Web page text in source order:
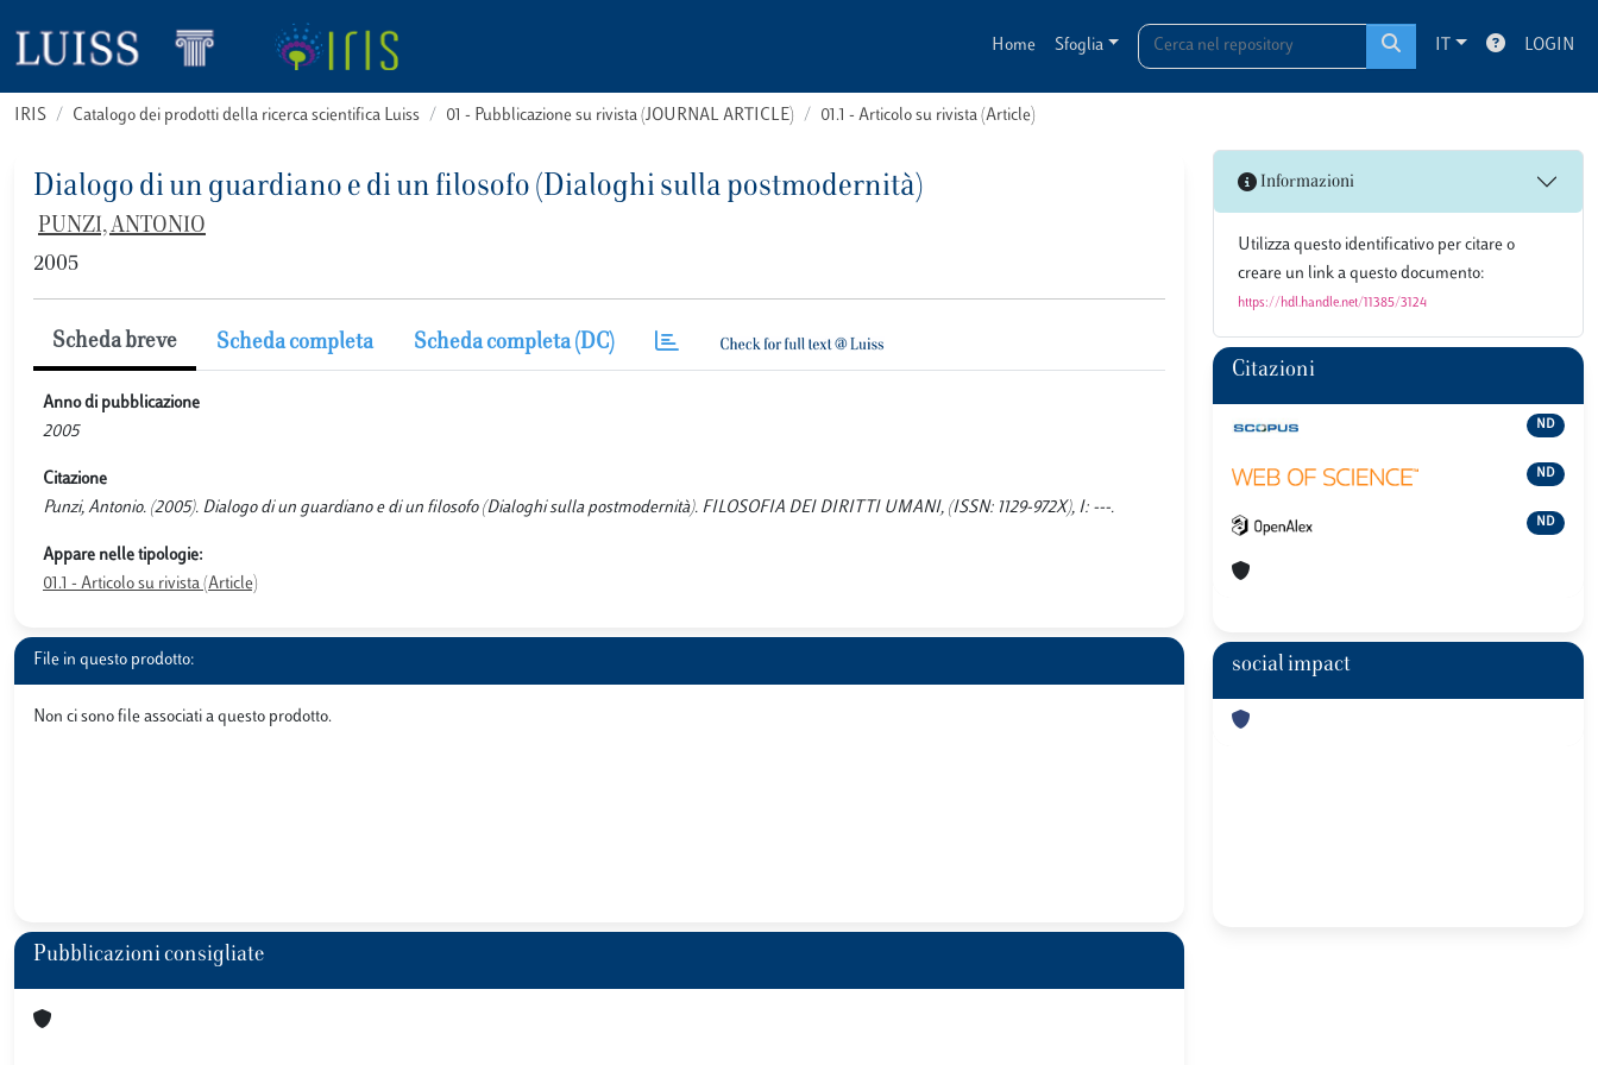
Home Sfoglia IT LOGIN
IRIS Catalogo dei prodotti della ricerca scientifica Luiss 01 - Pubblicazione su rivista (JOURNAL ARTICLE) 01.1 - Articolo su rivista (Article)
Dialogo di un guardiano e di un filosofo (Dialoghi sulla postmodernità)
PUNZI, ANTONIO
2005
Scheda breve Scheda completa Scheda completa (DC)
Anno di pubblicazione
2005
Citazione
Punzi, Antonio. (2005). Dialogo di un guardiano e di un filosofo (Dialoghi sulla postmodernità). FILOSOFIA DEI DIRITTI UMANI, (ISSN: 1129-972X), I: ---.
Appare nelle tipologie:
01.1 - Articolo su rivista (Article)
File in questo prodotto:
Non ci sono file associati a questo prodotto.
Pubblicazioni consigliate
Informazioni
Utilizza questo identificativo per citare o
creare un link a questo documento:
https://hdl.handle.net/11385/3124
Citazioni
ND
ND
ND
social impact